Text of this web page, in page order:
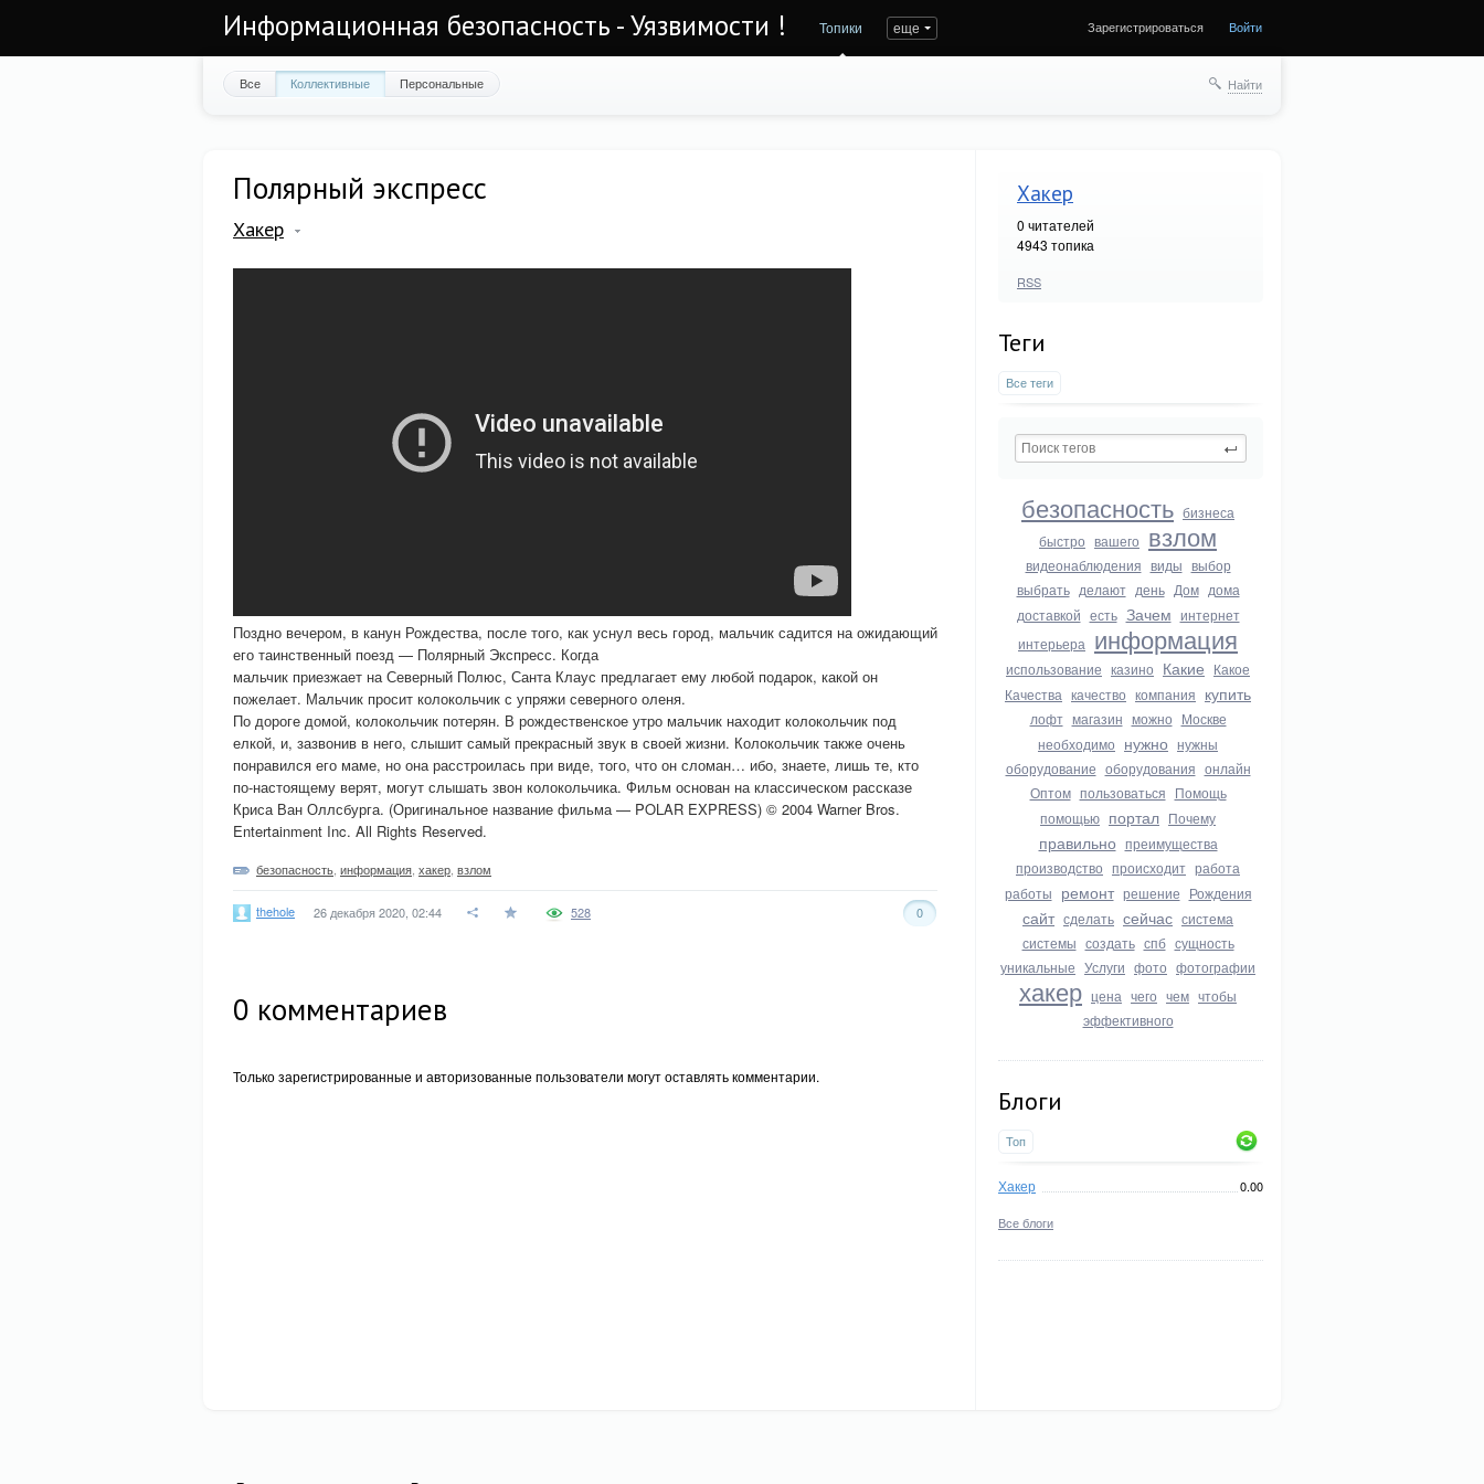
Информационная безопасность - Уязвимости ! Топики еще Зарегистрироваться Войти
Все Коллективные Персональные Найти
Хакер
0 читателей
4943 топика
RSS
Теги
Все теги
безопасность бизнеса
быстро вашего взлом
видеонаблюдения виды выбор
выбрать делают день Дом дома
доставкой есть Зачем интернет
интерьера информация
использование казино Какие Какое
Качества качество компания купить
лофт магазин можно Москве
необходимо нужно нужны
оборудование оборудования онлайн
Оптом пользоваться Помощь
помощью портал Почему
правильно преимущества
производство происходит работа
работы ремонт решение Рождения
сайт сделать сейчас система
системы создать спб сущность
уникальные Услуги фото фотографии
хакер цена чего чем чтобы
эффективного
Блоги
Топ
Хакер 0.00
Все блоги
Полярный экспресс
Хакер
Поздно вечером, в канун Рождества, после того, как уснул весь город, мальчик садится на ожидающий
его таинственный поезд — Полярный Экспресс. Когда
мальчик приезжает на Северный Полюс, Санта Клаус предлагает ему любой подарок, какой он
пожелает. Мальчик просит колокольчик с упряжи северного оленя.
По дороге домой, колокольчик потерян. В рождественское утро мальчик находит колокольчик под
елкой, и, зазвонив в него, слышит самый прекрасный звук в своей жизни. Колокольчик также очень
понравился его маме, но она расстроилась при виде, того, что он сломан… ибо, знаете, лишь те, кто
по-настоящему верят, могут слышать звон колокольчика. Фильм основан на классическом рассказе
Криса Ван Оллсбурга. (Оригинальное название фильма — POLAR EXPRESS) © 2004 Warner Bros.
Entertainment Inc. All Rights Reserved.
безопасность информация хакер взлом
thehole 26 декабря 2020, 02:44 0
528
0 комментариев
Только зарегистрированные и авторизованные пользователи могут оставлять комментарии.